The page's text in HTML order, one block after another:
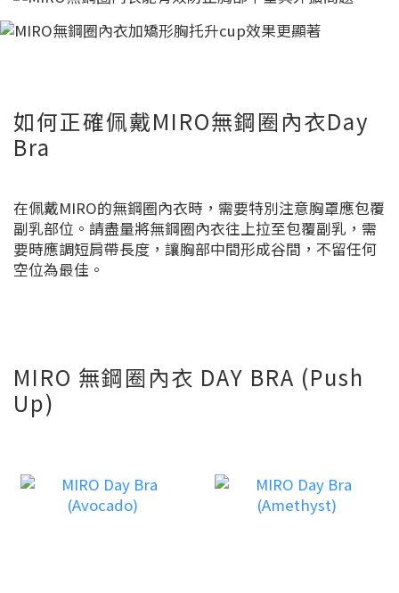
如何正確佩戴MIRO無鋼圈內衣Day
Bra
在佩戴MIRO的無鋼圈內衣時，需要特別注意胸罩應包覆
副乳部位。請盡量將無鋼圈內衣往上拉至包覆副乳，需
要時應調短肩帶長度，讓胸部中間形成谷間，不留任何
空位為最佳。
MIRO 無鋼圈內衣 DAY BRA (Push
Up)